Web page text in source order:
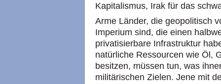
Kapitalismus, Irak für das
Arme Länder, die geopolitisch
Imperium sind, die einen
privatisierbare Infrastruktur
natürliche Ressourcen wie Öl,
besitzen, müssen tun, was
militärischen Zielen. Jene mit